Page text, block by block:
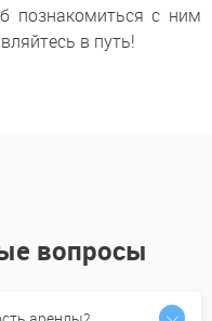
познакомиться с ним
в путь!
вопросы